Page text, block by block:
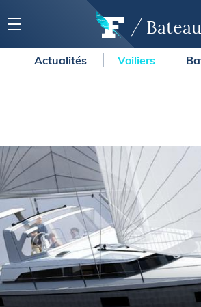
Actualités Voiliers